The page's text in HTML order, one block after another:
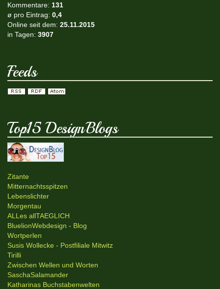
Kommentare: 131
ø pro Eintrag: 0,4
Online seit dem: 25.11.2015
in Tagen: 3907
Feeds
Top15 DesignBlogs
Zitante
Mitternachtsspitzen
Lebenslichter
Morgentau
ALLes allTAEGLICH
BluelionWebdesign - Blog
Wortperlen
Susis Wollecke - Postfiliale Mitwitz
Tirilli
Zwischen Wellen und Worten
SaschaSalamander
Katharinas Buchstabenwelten